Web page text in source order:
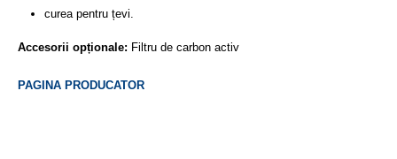
curea pentru țevi.
Accesorii opționale: Filtru de carbon activ
PAGINA PRODUCATOR